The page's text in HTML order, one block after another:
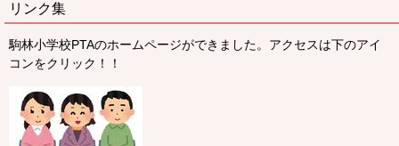
リンク集
駒林小学校PTAのホームページができました。アクセスは下のアイ
コンをクリック！！